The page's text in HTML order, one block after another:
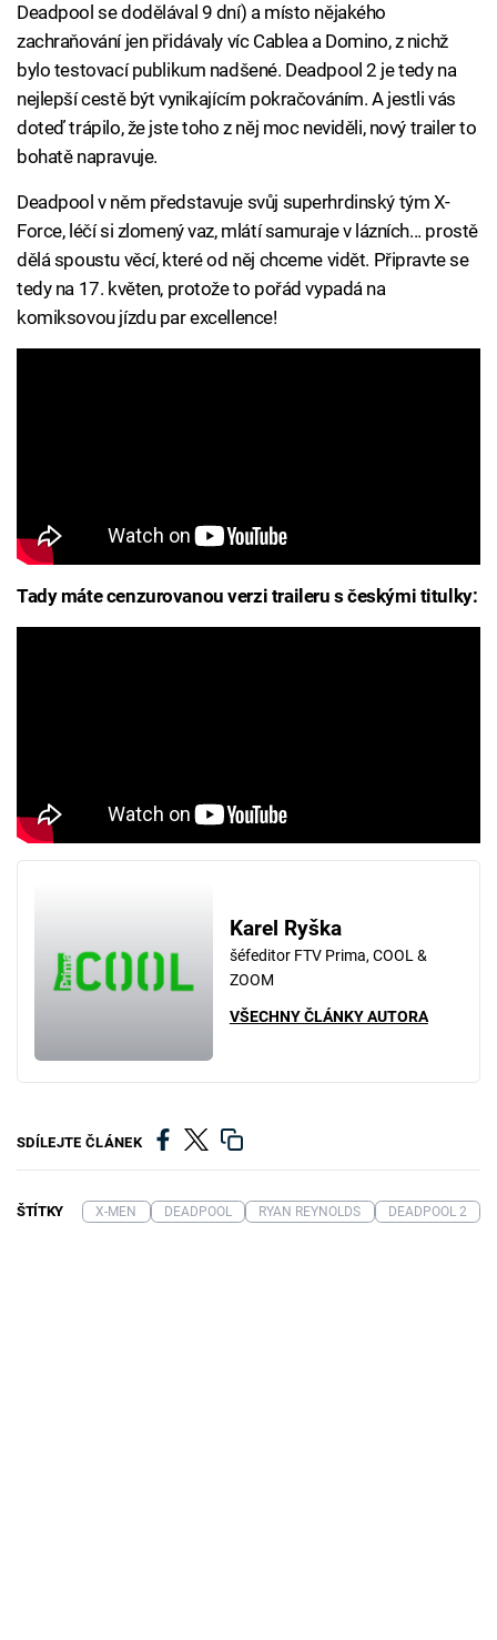
Deadpool se dodělával 9 dní) a místo nějakého
zachraňování jen přidávaly víc Cablea a Domino, z nichž
bylo testovací publikum nadšené. Deadpool 2 je tedy na
nejlepší cestě být vynikajícím pokračováním. A jestli vás
doteď trápilo, že jste toho z něj moc neviděli, nový trailer to
bohatě napravuje.
Deadpool v něm představuje svůj superhrdinský tým X-
Force, léčí si zlomený vaz, mlátí samuraje v lázních... prostě
dělá spoustu věcí, které od něj chceme vidět. Připravte se
tedy na 17. květen, protože to pořád vypadá na
komiksovou jízdu par excellence!
Tady máte cenzurovanou verzi traileru s českými titulky:
Karel Ryška
šéfeditor FTV Prima, COOL &
ZOOM
VŠECHNY ČLÁNKY AUTORA
SDÍLEJTE ČLÁNEK
ŠTÍTKY X-MEN DEADPOOL RYAN REYNOLDS DEADPOOL 2